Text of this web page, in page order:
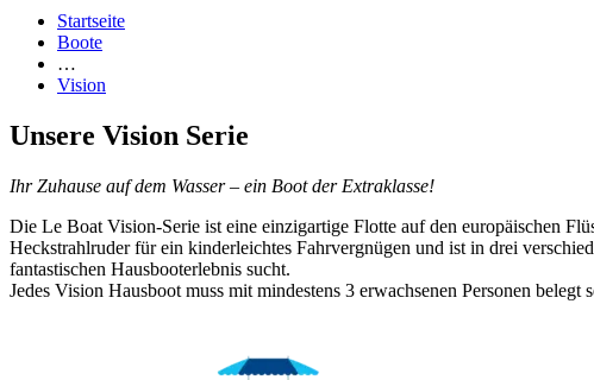
Startseite
Boote
…
Vision
Unsere Vision Serie
Ihr Zuhause auf dem Wasser – ein Boot der Extraklasse!
Die Le Boat Vision-Serie ist eine einzigartige Flotte auf den europäischen
Heckstrahlruder für ein kinderleichtes Fahrvergnügen und ist in drei
fantastischen Hausbooterlebnis sucht.
Jedes Vision Hausboot muss mit mindestens 3 erwachsenen Personen belegt